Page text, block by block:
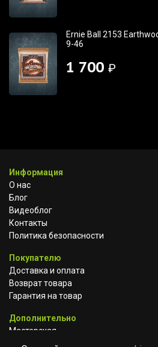
Ernie Ball 2153
9-46
1 700 ₽
Информация
О нас
Блог
Видеоблог
Контакты
Политика безопасности
Покупателю
Доставка и оплата
Возврат товара
Гарантия на товар
Дополнительно
Мастерская
Сотрудничество